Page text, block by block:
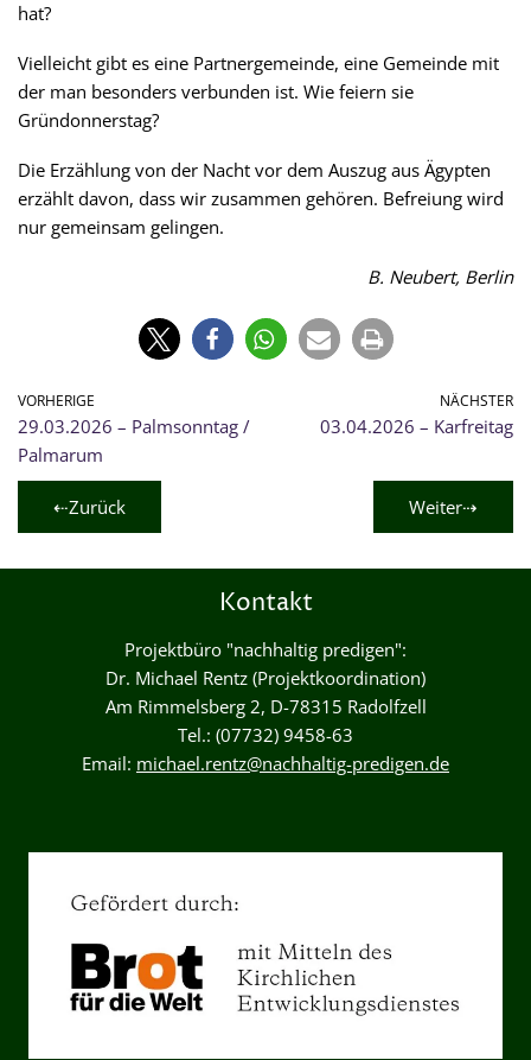
hat?
Vielleicht gibt es eine Partnergemeinde, eine Gemeinde mit
der man besonders verbunden ist. Wie feiern sie
Gründonnerstag?
Die Erzählung von der Nacht vor dem Auszug aus Ägypten
erzählt davon, dass wir zusammen gehören. Befreiung wird
nur gemeinsam gelingen.
B. Neubert, Berlin
VORHERIGE
29.03.2026 – Palmsonntag /
Palmarum
NÄCHSTER
03.04.2026 – Karfreitag
⇠Zurück Weiter⇢
Kontakt
Projektbüro "nachhaltig predigen":
Dr. Michael Rentz (Projektkoordination)
Am Rimmelsberg 2, D-78315 Radolfzell
Tel.: (07732) 9458-63
Email: michael.rentz@nachhaltig-predigen.de